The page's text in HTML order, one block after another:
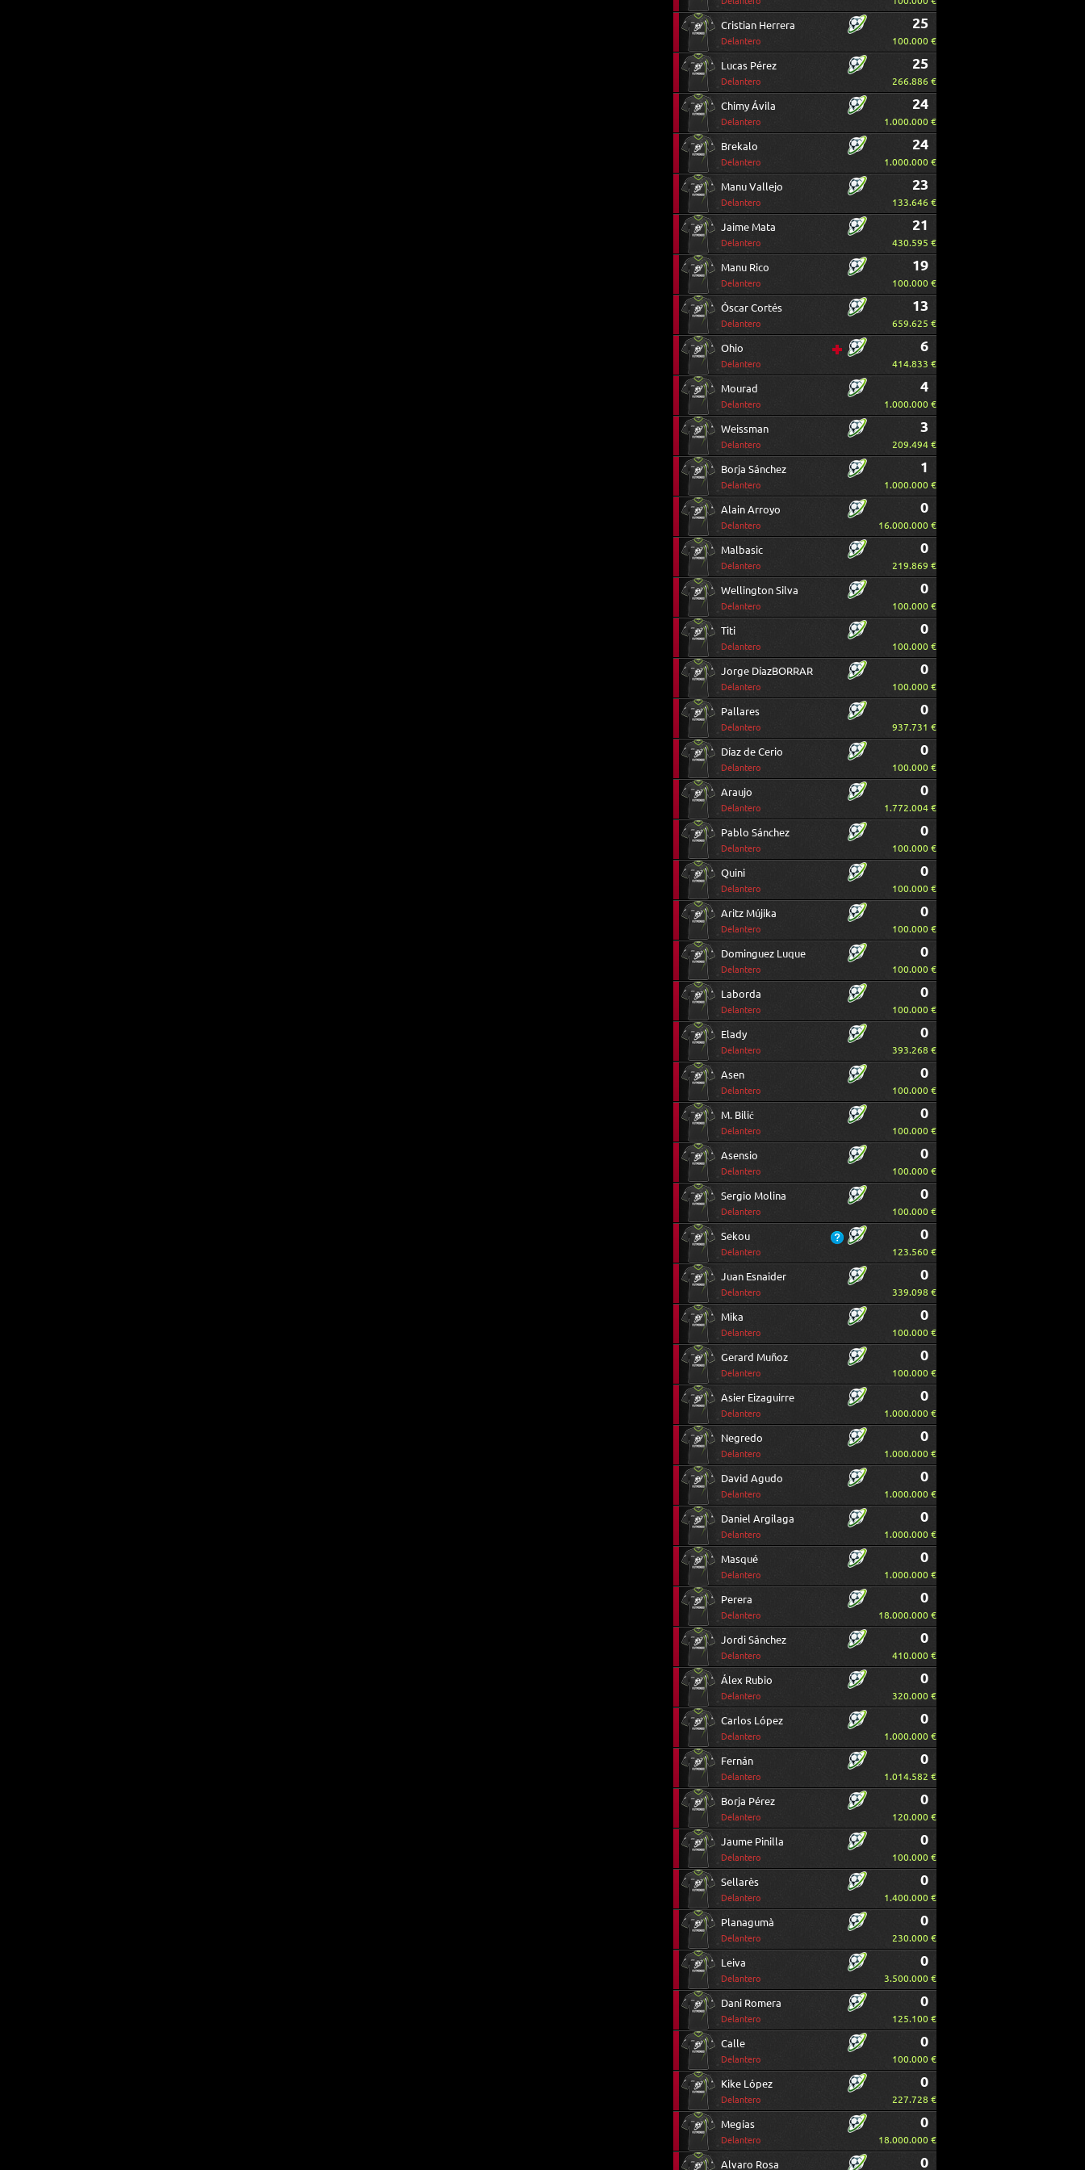
Cristian Herrera
Delantero
25
100.000 €
Lucas Pérez
Delantero
25
266.886 €
Chimy Ávila
Delantero
24
1.000.000 €
Brekalo
Delantero
24
1.000.000 €
Manu Vallejo
Delantero
23
133.646 €
Jaime Mata
Delantero
21
430.595 €
Manu Rico
Delantero
19
100.000 €
Óscar Cortés
Delantero
13
659.625 €
Ohio
Delantero
6
414.833 €
Mourad
Delantero
4
1.000.000 €
Weissman
Delantero
3
209.494 €
Borja Sánchez
Delantero
1
1.000.000 €
Alain Arroyo
Delantero
0
16.000.000 €
Malbasic
Delantero
0
219.869 €
Wellington Silva
Delantero
0
100.000 €
Titi
Delantero
0
100.000 €
Jorge DíazBORRAR
Delantero
0
100.000 €
Pallares
Delantero
0
937.731 €
Díaz de Cerio
Delantero
0
100.000 €
Araujo
Delantero
0
1.772.004 €
Pablo Sánchez
Delantero
0
100.000 €
Quini
Delantero
0
100.000 €
Aritz Mújika
Delantero
0
100.000 €
Dominguez Luque
Delantero
0
100.000 €
Laborda
Delantero
0
100.000 €
Elady
Delantero
0
393.268 €
Asen
Delantero
0
100.000 €
M. Bilić
Delantero
0
100.000 €
Asensio
Delantero
0
100.000 €
Sergio Molina
Delantero
0
100.000 €
Sekou
Delantero
0
123.560 €
Juan Esnaider
Delantero
0
339.098 €
Mika
Delantero
0
100.000 €
Gerard Muñoz
Delantero
0
100.000 €
Asier Eizaguirre
Delantero
0
1.000.000 €
Negredo
Delantero
0
1.000.000 €
David Agudo
Delantero
0
1.000.000 €
Daniel Argilaga
Delantero
0
1.000.000 €
Masqué
Delantero
0
1.000.000 €
Perera
Delantero
0
18.000.000 €
Jordi Sánchez
Delantero
0
410.000 €
Álex Rubio
Delantero
0
320.000 €
Carlos López
Delantero
0
1.000.000 €
Fernán
Delantero
0
1.014.582 €
Borja Pérez
Delantero
0
120.000 €
Jaume Pinilla
Delantero
0
100.000 €
Sellarès
Delantero
0
1.400.000 €
Planagumà
Delantero
0
230.000 €
Leiva
Delantero
0
3.500.000 €
Dani Romera
Delantero
0
125.100 €
Calle
Delantero
0
100.000 €
Kike López
Delantero
0
227.728 €
Megías
Delantero
0
18.000.000 €
Alvaro Rosa 0